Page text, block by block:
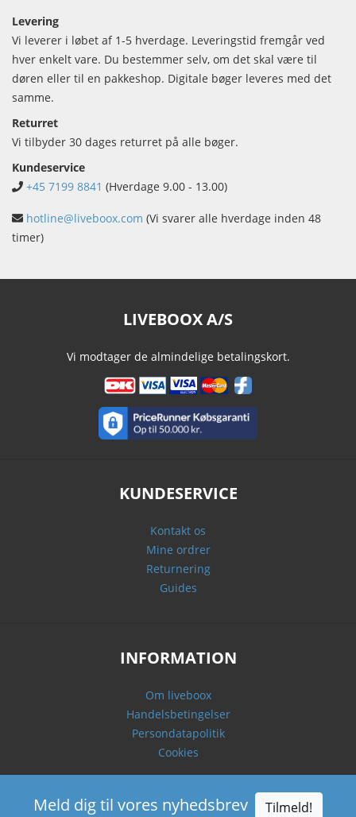
Levering
Vi leverer i løbet af 1-5 hverdage. Leveringstid fremgår ved
hver enkelt vare. Du bestemmer selv, om det skal være til
døren eller til en pakkeshop. Digitale bøger leveres med det
samme.
Returret
Vi tilbyder 30 dages returret på alle bøger.
Kundeservice
+45 7199 8841 (Hverdage 9.00 - 13.00)
hotline@liveboox.com (Vi svarer alle hverdage inden 48
timer)
LIVEBOOX A/S
Vi modtager de almindelige betalingskort.
KUNDESERVICE
Kontakt os
Mine ordrer
Returnering
Guides
INFORMATION
Om liveboox
Handelsbetingelser
Persondatapolitik
Cookies
Meld dig til vores nyhedsbrev Tilmeld!